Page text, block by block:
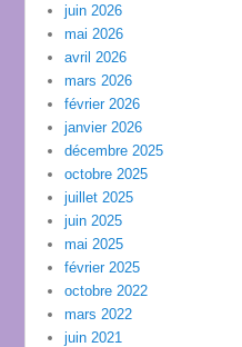
juin 2026
mai 2026
avril 2026
mars 2026
février 2026
janvier 2026
décembre 2025
octobre 2025
juillet 2025
juin 2025
mai 2025
février 2025
octobre 2022
mars 2022
juin 2021